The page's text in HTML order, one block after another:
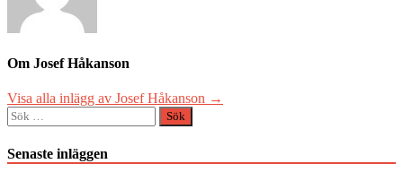
Om Josef Håkanson
Visa alla inlägg av Josef Håkanson →
Sök
efter:
Senaste inläggen